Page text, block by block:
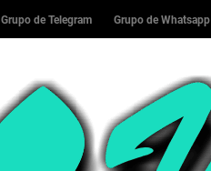
Grupo de Telegram Grupo de Whatsapp